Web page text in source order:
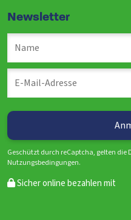
Newsletter
Geschützt durch reCaptcha, gelten
Nutzungsbedingungen.
Sicher online bezahlen mit